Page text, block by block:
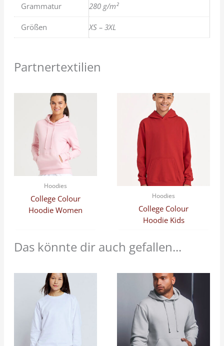
Grammatur 280 g/m²
Größen XS – 3XL
Partnertextilien
Hoodies
College Colour
Hoodie Women
Hoodies
College Colour
Hoodie Kids
Das könnte dir auch gefallen...